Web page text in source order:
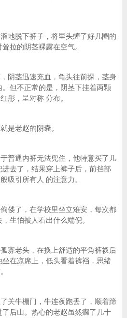
脱下裤子，将里头缠了好几圈的
拉的阴茎裸露在空气。
茎迅速充血，龟头往前探，茎身
但不正常的是，阴茎下挂着两颗
彤，呈对称 分布。
老赵的阴囊。
通内裤无法兜住，他特意买了几
去了，结果穿上裤子后，前挡部
吸引所有人 的注意力。
了，在学校里坐立难安，每次都
生怕被人看出什么端倪。
老头，在换上舒适的平角裤衩后
在凉席上，低头看着裤裆，思绪
牛棚门，牛连夜跑丢了，顺着蹄
后山。热心的老赵虽然瘸了几十